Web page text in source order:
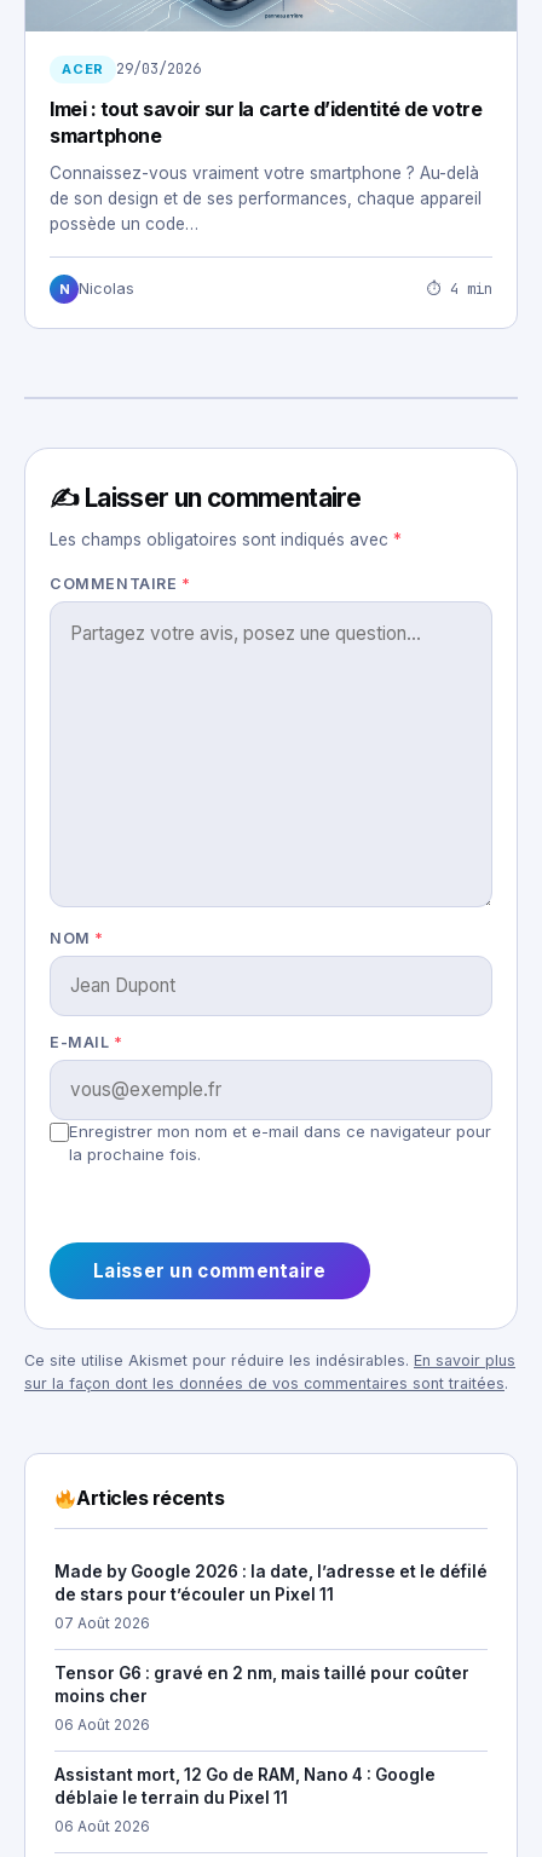
ACER 29/03/2026
Imei : tout savoir sur la carte d’identité de votre
smartphone
Connaissez-vous vraiment votre smartphone ? Au-delà
de son design et de ses performances, chaque appareil
possède un code…
N Nicolas ⏱ 4 min
✍️ Laisser un commentaire
Les champs obligatoires sont indiqués avec *
COMMENTAIRE *
NOM *
E-MAIL *
Enregistrer mon nom et e-mail dans ce navigateur pour
la prochaine fois.
Ce site utilise Akismet pour réduire les indésirables. En savoir plus
sur la façon dont les données de vos commentaires sont traitées.
Articles récents
Made by Google 2026 : la date, l’adresse et le défilé
de stars pour t’écouler un Pixel 11
07 Août 2026
Tensor G6 : gravé en 2 nm, mais taillé pour coûter
moins cher
06 Août 2026
Assistant mort, 12 Go de RAM, Nano 4 : Google
déblaie le terrain du Pixel 11
06 Août 2026